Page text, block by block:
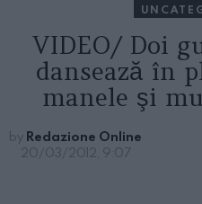
VIDEO/ Doi
dansează în
manele şi
by Redazione Online
20/03/2012, 9:07